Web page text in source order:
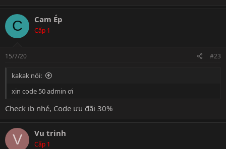
C Cam Ép
Cấp 1
15/7/20 #23
kakak nói:
xin code 50 admin ơi
Check ib nhé, Code ưu đãi 30%
V Vu trinh
Cấp 1